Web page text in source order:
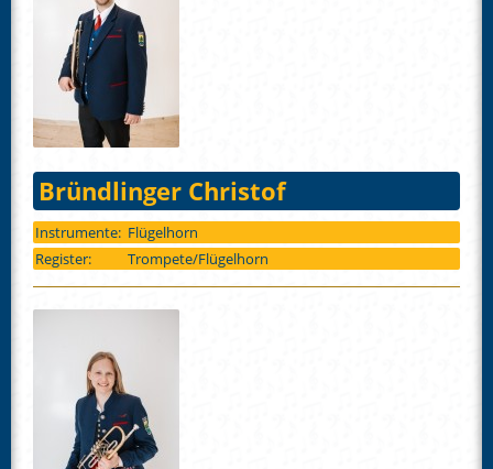
Bründlinger Christof
Instrumente: Flügelhorn
Register:
Trompete/Flügelhorn